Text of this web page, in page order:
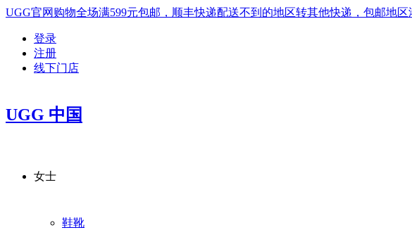
UGG官网购物全场满599元包邮，顺丰快递配送不到的地区转其他快递，包邮地区
登录
注册
线下门店
UGG 中国
女士
鞋靴